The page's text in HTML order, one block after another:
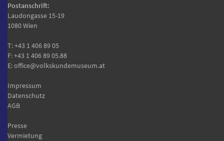
Postanschrift:
Laudongasse 15-19
1080 Wien
T:+43 1 406 89 05
F: +43 1 406 89 05.88
E:office@volkskundemuseum.at
Impressum
Datenschutz
AGB
Presse
Vermietung